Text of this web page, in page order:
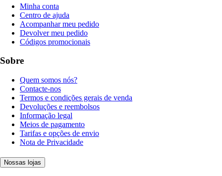
Minha conta
Centro de ajuda
Acompanhar meu pedido
Devolver meu pedido
Códigos promocionais
Sobre
Quem somos nós?
Contacte-nos
Termos e condições gerais de venda
Devoluções e reembolsos
Informação legal
Meios de pagamento
Tarifas e opções de envio
Nota de Privacidade
Nossas lojas